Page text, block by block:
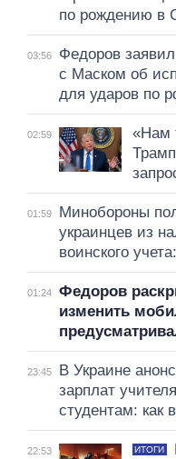
по рождению в
03:56
Федоров
с Маском об
для ударов по
02:59
«Нам
01:59
Минобороны
украинцев из
воинского
01:24
Федоров
изменить
23:45
В Украине
зарплат
студентам: как
22:53 ИТОГИ